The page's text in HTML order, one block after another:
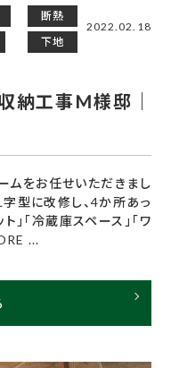
断熱
下地
2022.02.18
納工事M様邸｜
ムをお任せいただきまし
型に改修し、4か所あっ
」「冷蔵庫スペース」「ワ
...